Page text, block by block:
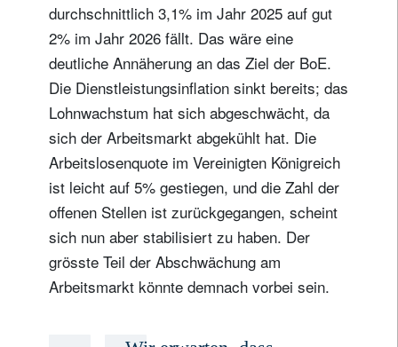
durchschnittlich 3,1% im Jahr 2025 auf gut
2% im Jahr 2026 fällt. Das wäre eine
deutliche Annäherung an das Ziel der BoE.
Die Dienstleistungsinflation sinkt bereits; das
Lohnwachstum hat sich abgeschwächt, da
sich der Arbeitsmarkt abgekühlt hat. Die
Arbeitslosenquote im Vereinigten Königreich
ist leicht auf 5% gestiegen, und die Zahl der
offenen Stellen ist zurückgegangen, scheint
sich nun aber stabilisiert zu haben. Der
grösste Teil der Abschwächung am
Arbeitsmarkt könnte demnach vorbei sein.
Newsletter abonnieren
Email